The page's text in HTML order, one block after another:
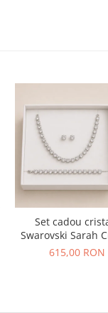
Set cadou
Swarovski Sarah
615,00 RON